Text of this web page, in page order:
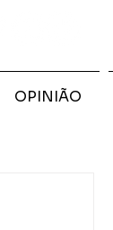
OPINIÃO